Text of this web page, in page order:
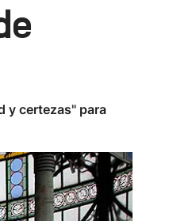
y certezas" para